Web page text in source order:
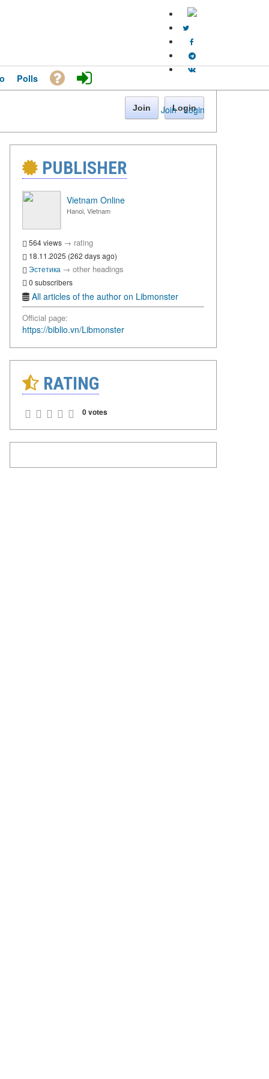
Join · Login
Polls
Join Login
PUBLISHER
Vietnam Online
Hanoi, Vietnam
564 views → rating
18.11.2025 (262 days ago)
Эстетика → other headings
0 subscribers
All articles of the author on Libmonster
Official page:
https://biblio.vn/Libmonster
RATING
0 votes